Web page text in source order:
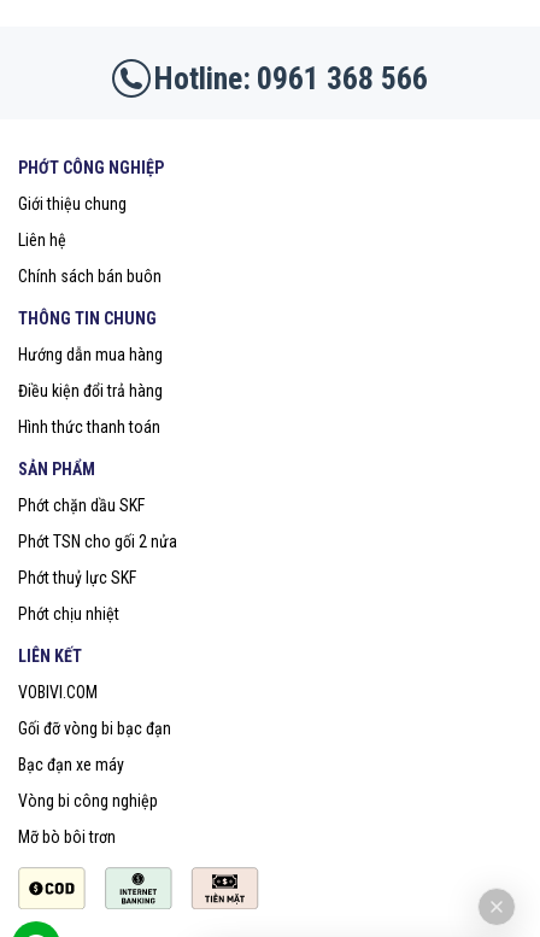
0961 368 566
PHỚT CÔNG NGHIỆP
Giới thiệu chung
Liên hệ
Chính sách bán buôn
THÔNG TIN CHUNG
Hướng dẫn mua hàng
Điều kiện đổi trả hàng
Hình thức thanh toán
SẢN PHẨM
Phớt chặn dầu SKF
Phớt TSN cho gối 2 nửa
Phớt thuỷ lực SKF
Phớt chịu nhiệt
LIÊN KẾT
VOBIVI.COM
Gối đỡ vòng bi bạc đạn
Bạc đạn xe máy
Vòng bi công nghiệp
Mỡ bò bôi trơn